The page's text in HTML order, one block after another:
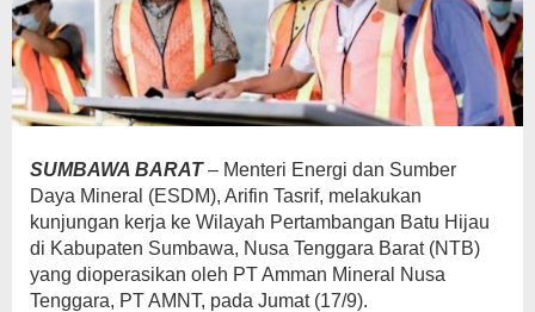
SUMBAWA BARAT– Menteri Energi dan Sumber
Daya Mineral (ESDM), Arifin Tasrif, melakukan
kunjungan kerja ke Wilayah Pertambangan Batu Hijau
di Kabupaten Sumbawa, Nusa Tenggara Barat (NTB)
yang dioperasikan oleh PT Amman Mineral Nusa
Tenggara, PT AMNT, pada Jumat (17/9).